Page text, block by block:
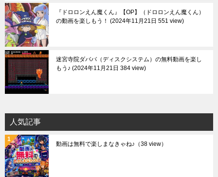
『ドロロンえん魔くん』【OP】（ドロロンえん魔くん）
の動画を楽しもう！
2024年11月21日 551 view
迷宮寺院ダババ（ディスクシステム）の無料動画を楽し
もう♪ 2024年11月21日 384 view
人気記事
動画は無料で楽しまなきゃね♪ （38 view）